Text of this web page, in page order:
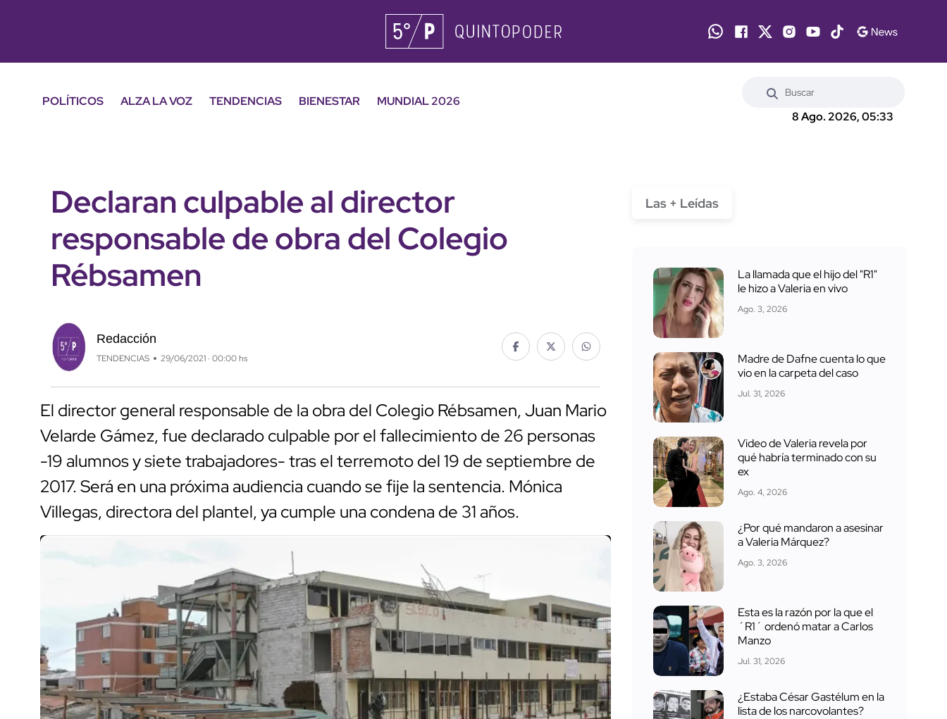
POLÍTICOS ALZA LA VOZ TENDENCIAS BIENESTAR
MUNDIAL 2026
8 Ago. 2026, 05:33
Declaran culpable al director
responsable de obra del Colegio
Rébsamen
Redacción
TENDENCIAS 29/06/2021 · 00:00 hs
El director general responsable de la obra del Colegio Rébsamen, Juan Mario
Velarde Gámez, fue declarado culpable por el fallecimiento de 26 personas
-19 alumnos y siete trabajadores- tras el terremoto del 19 de septiembre de
2017. Será en una próxima audiencia cuando se fije la sentencia. Mónica
Villegas, directora del plantel, ya cumple una condena de 31 años.
Las + Leídas
La llamada que el hijo del "R1"
le hizo a Valeria en vivo
Ago. 3, 2026
Madre de Dafne cuenta lo que
vio en la carpeta del caso
Jul. 31, 2026
Video de Valeria revela por
qué habría terminado con su
ex
Ago. 4, 2026
¿Por qué mandaron a asesinar
a Valeria Márquez?
Ago. 3, 2026
Esta es la razón por la que el
´R1´ ordenó matar a Carlos
Manzo
Jul. 31, 2026
¿Estaba César Gastélum en la
lista de los narcovolantes?